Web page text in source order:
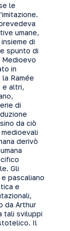
le
umane,
di
spunto di
in
Ramée
e altri,
di
da ciò
derivò
Gli
pascaliano
e
da Arthur
tali sviluppi
Il